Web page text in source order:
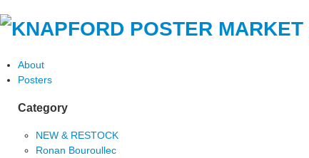
About
Posters
Category
NEW & RESTOCK
Ronan Bouroullec